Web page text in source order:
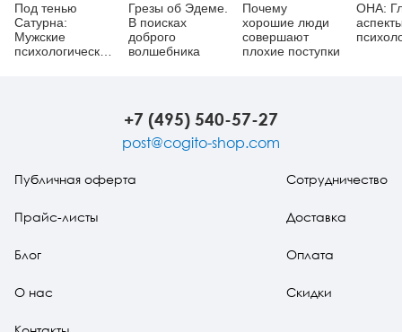
Под тенью
Сатурна:
Мужские
психологические
Грезы об Эдеме.
В поисках
доброго
волшебника
Почему
хорошие люди
совершают
плохие поступки
ОНА:
+7 (495) 540-57-27
post@cogito-shop.com
Публичная оферта
Прайс-листы
Блог
О нас
Сотрудничество
Доставка
Оплата
Скидки